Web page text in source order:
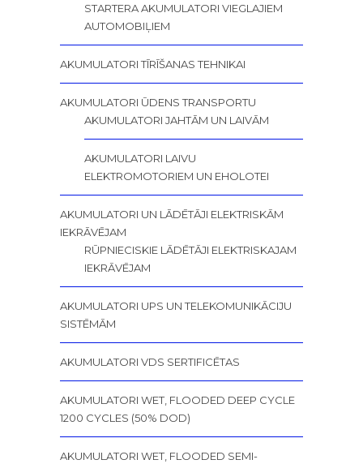
STARTERA AKUMULATORI VIEGLAJIEM
AUTOMOBIĻIEM
AKUMULATORI TĪRĪŠANAS TEHNIKAI
AKUMULATORI ŪDENS TRANSPORTU
AKUMULATORI JAHTĀM UN LAIVĀM
AKUMULATORI LAIVU
ELEKTROMOTORIEM UN EHOLOTEI
AKUMULATORI UN LĀDĒTĀJI ELEKTRISKĀM
IEKRĀVĒJAM
RŪPNIECISKIE LĀDĒTĀJI ELEKTRISKAJAM
IEKRĀVĒJAM
AKUMULATORI UPS UN TELEKOMUNIKĀCIJU
SISTĒMĀM
AKUMULATORI VDS SERTIFICĒTAS
AKUMULATORI WET, FLOODED DEEP CYCLE
1200 CYCLES (50% DOD)
AKUMULATORI WET, FLOODED SEMI-